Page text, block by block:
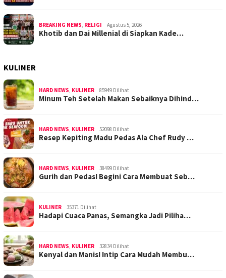
BREAKING NEWS, RELIGI Agustus 5, 2026
Khotib dan Dai Millenial di Siapkan Kade…
KULINER
HARD NEWS, KULINER 85949 Dilihat
Minum Teh Setelah Makan Sebaiknya Dihind…
HARD NEWS, KULINER 52098 Dilihat
Resep Kepiting Madu Pedas Ala Chef Rudy …
HARD NEWS, KULINER 38499 Dilihat
Gurih dan Pedas! Begini Cara Membuat Seb…
KULINER 35371 Dilihat
Hadapi Cuaca Panas, Semangka Jadi Piliha…
HARD NEWS, KULINER 32834 Dilihat
Kenyal dan Manis! Intip Cara Mudah Membu…